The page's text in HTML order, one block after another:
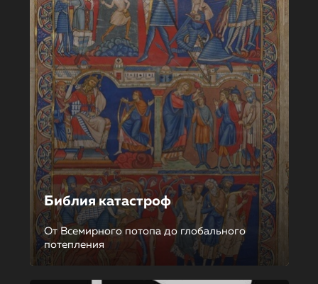
Библия катастроф
От Всемирного потопа до глобального
потепления